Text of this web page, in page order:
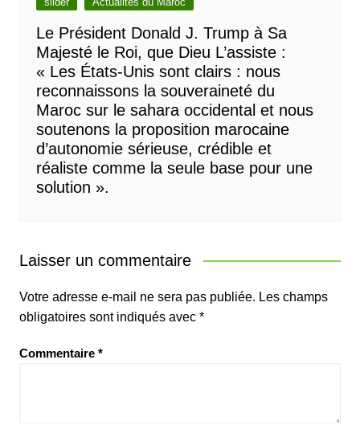
Le Président Donald J. Trump à Sa
Majesté le Roi, que Dieu L’assiste :
« Les États-Unis sont clairs : nous
reconnaissons la souveraineté du
Maroc sur le sahara occidental et nous
soutenons la proposition marocaine
d’autonomie sérieuse, crédible et
réaliste comme la seule base pour une
solution ».
Laisser un commentaire
Votre adresse e-mail ne sera pas publiée. Les champs
obligatoires sont indiqués avec *
Commentaire *